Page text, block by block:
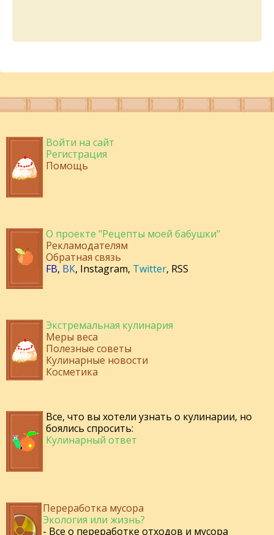
Войти на сайт
Регистрация
Помощь
О проекте "Рецепты моей бабушки"
Рекламодателям
Обратная связь
FB, ВК, Instagram, Twitter, RSS
Экстремальная кулинария
Меры веса
Полезные советы
Кулинарные новости
Косметика
Все, что вы хотели узнать о кулинарии, но
боялись спросить:
Кулинарный ответ
Переработка мусора
Экология или жизнь?
- Все о переработке отходов и мусора